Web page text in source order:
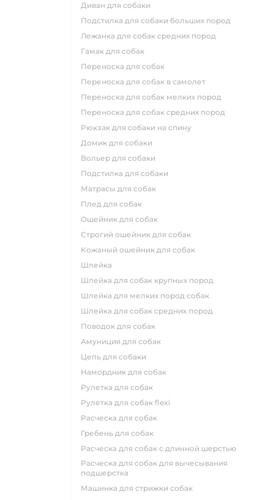
диван для собаки
подстилка для собаки больших пород
лежанка для собак средних пород
гамак для собак
переноска для собак
переноска для собак в самолет
переноска для собак мелких пород
переноска для собак средних пород
рюкзак для собаки на спину
домик для собаки
вольер для собаки
подстилка для собаки
матрасы для собак
плед для собак
ошейник для собак
строгий ошейник для собак
кожаный ошейник для собак
шлейка
шлейка для собак крупных пород
шлейка для мелких пород собак
шлейка для собак средних пород
поводок для собак
амуниция для собак
цепь для собаки
намордник для собак
рулетка для собак
рулетка для собак flexi
расческа для собак
гребень для собак
расческа для собак с длинной шерстью
расческа для собак для вычесывания
подшерстка
машинка для стрижки собак